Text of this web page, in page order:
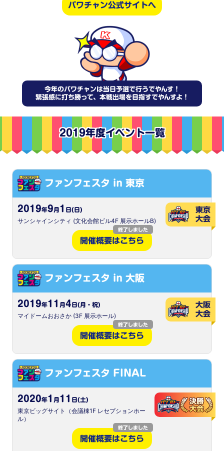
パワチャン公式サイトへ
今年のパワチャンは当日予選で行うでやんす！
緊張感に打ち勝って、本戦出場を目指すでやんすよ！
2019年度イベント一覧
ファンフェスタ in 東京
東京
大会
2019年9月 1 日(日)
サンシャインシティ (文化会館ビル4F 展示ホールB)
開催概要はこちら
終了しました
ファンフェスタ in 大阪
大阪
大会
2019年11 月 4日(月・祝)
マイドームおおさか (3F 展示ホール)
開催概要はこちら
終了しました
ファンフェスタ FINAL
2020年1 月 11 日(土)
東京ビッグサイト（会議棟1F レセプションホー
ル）
開催概要はこちら
終了しました